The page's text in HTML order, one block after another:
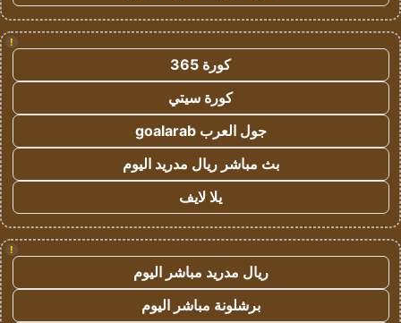
!
كورة 365
كورة سيتي
جول العرب goalarab
بث مباشر ريال مدريد اليوم
يلا لايف
!
ريال مدريد مباشر اليوم
برشلونة مباشر اليوم